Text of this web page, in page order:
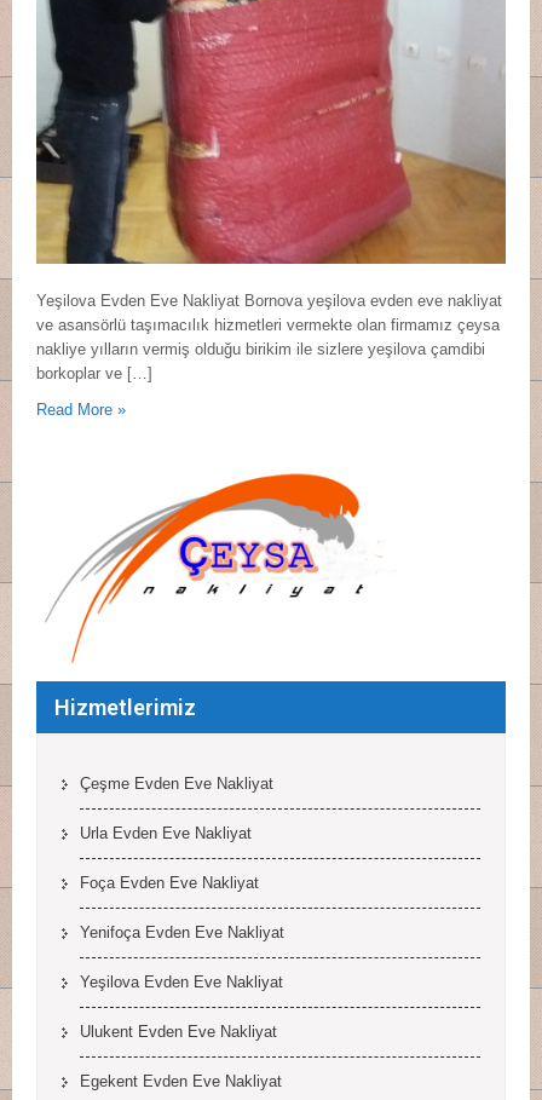
Yeşilova Evden Eve Nakliyat Bornova yeşilova evden eve nakliyat
ve asansörlü taşımacılık hizmetleri vermekte olan firmamız çeysa
nakliye yılların vermiş olduğu birikim ile sizlere yeşilova çamdibi
borkoplar ve […]
Read More »
Hizmetlerimiz
Çeşme Evden Eve Nakliyat
Urla Evden Eve Nakliyat
Foça Evden Eve Nakliyat
Yenifoça Evden Eve Nakliyat
Yeşilova Evden Eve Nakliyat
Ulukent Evden Eve Nakliyat
Egekent Evden Eve Nakliyat